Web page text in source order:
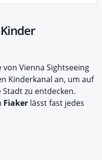
von Vienna Sightseeing
Kinderkanal an, um auf
zu entdecken.
Fiaker lässt fast jedes